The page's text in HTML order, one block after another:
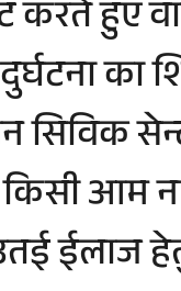
करते हुए
का
किसी आम
ईलाज